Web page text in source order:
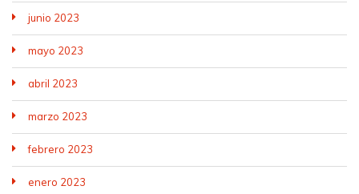
junio 2023
mayo 2023
abril 2023
marzo 2023
febrero 2023
enero 2023